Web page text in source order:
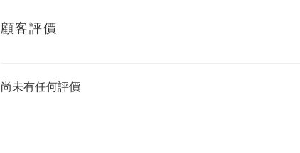
顧客評價
尚未有任何評價